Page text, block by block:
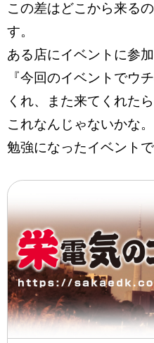
この差はどこから来る
す。
ある店にイベントに参
『今回のイベントでウ
くれ、また来てくれた
これなんじゃないかな
勉強になったイベントで